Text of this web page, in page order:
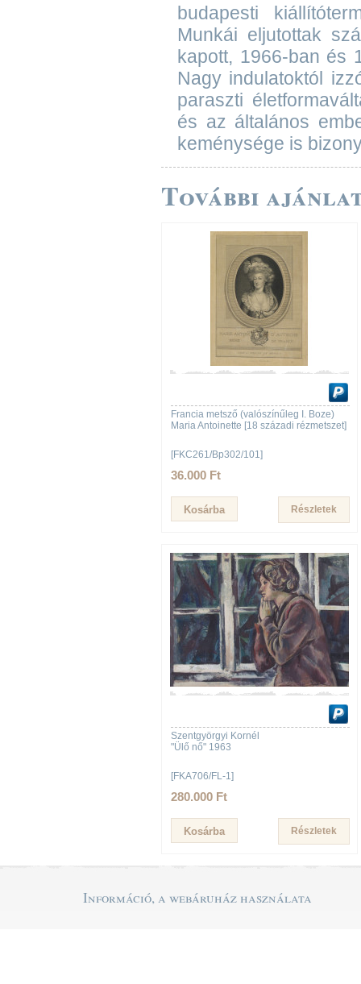
budapesti
Munkái eljutottak
kapott, 1966-ban és
Nagy indulatoktól
paraszti
és az általános
keménysége is
További
Francia metsző (valószínűleg I. Boze)
Maria Antoinette [18 századi rézmetszet]
[FKC261/Bp302/101]
36.000 Ft
Részletek
Szentgyörgyi Kornél
"Ülő nő" 1963
[FKA706/FL-1]
280.000 Ft
Részletek
Információ, a webáruház használata